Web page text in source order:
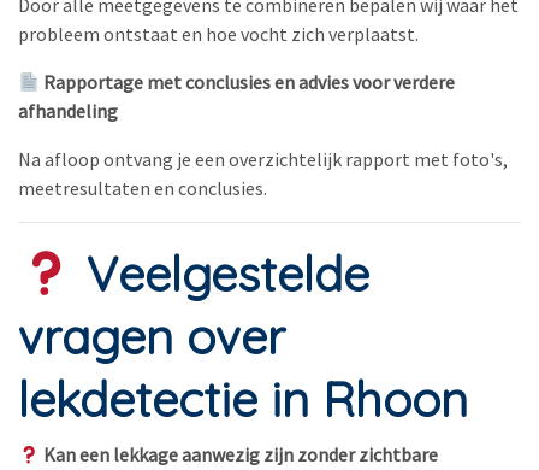
Door alle meetgegevens te combineren bepalen wij waar het
probleem ontstaat en hoe vocht zich verplaatst.
Rapportage met conclusies en advies voor verdere
afhandeling
Na afloop ontvang je een overzichtelijk rapport met foto's,
meetresultaten en conclusies.
Veelgestelde
vragen over
lekdetectie in Rhoon
Kan een lekkage aanwezig zijn zonder zichtbare